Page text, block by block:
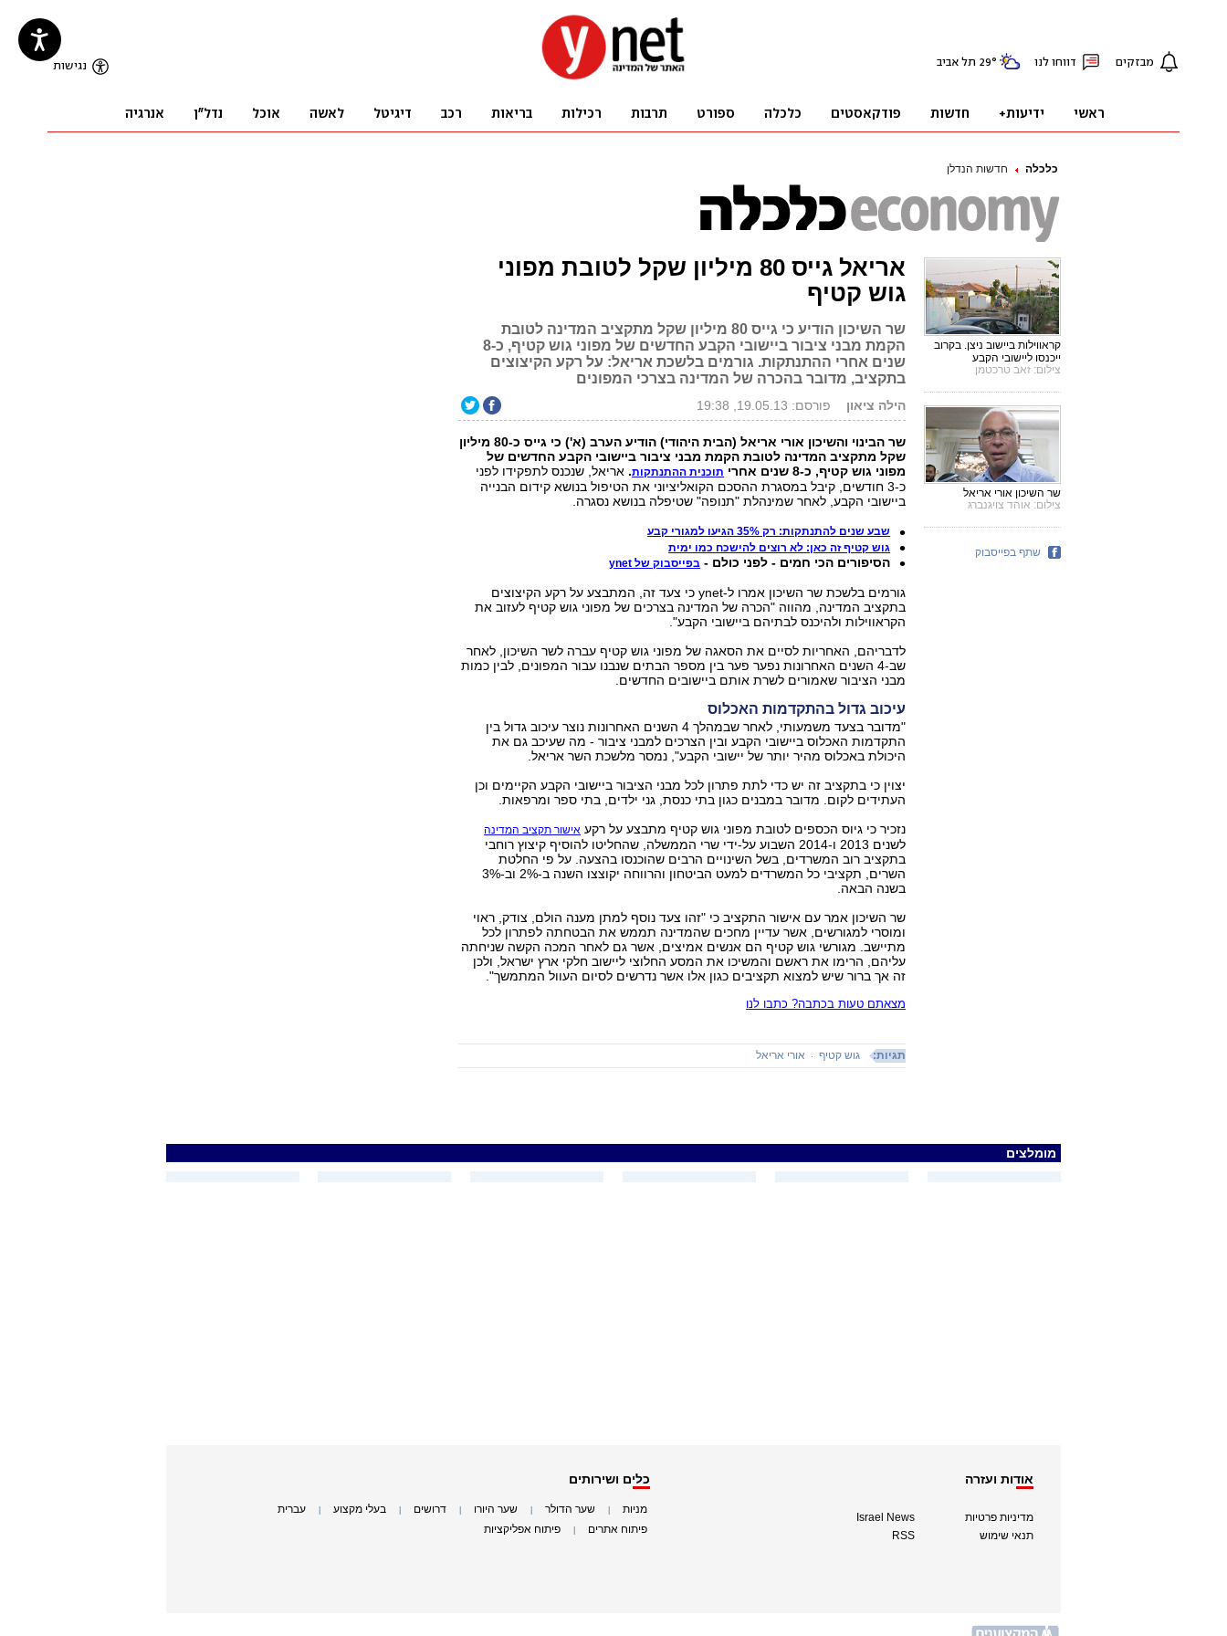
כלכלה חדשות הנדלן
אריאל גייס 80 מיליון שקל לטובת מפוני
גוש קטיף
שר השיכון הודיע כי גייס 80 מיליון שקל מתקציב המדינה לטובת
הקמת מבני ציבור ביישובי הקבע החדשים של מפוני גוש קטיף, כ-8
שנים אחרי ההתנתקות. גורמים בלשכת אריאל: על רקע הקיצוצים
בתקציב, מדובר בהכרה של המדינה בצרכי המפונים
הילה ציאון פורסם: 19.05.13, 19:38
שר הבינוי והשיכון אורי אריאל (הבית היהודי) הודיע הערב (א') כי גייס כ-80 מיליון
שקל מתקציב המדינה לטובת הקמת מבני ציבור ביישובי הקבע החדשים של
מפוני גוש קטיף, כ-8 שנים אחרי
תוכנית ההתנתקות. אריאל, שנכנס לתפקידו לפני
כ-3 חודשים, קיבל במסגרת ההסכם הקואליציוני את הטיפול בנושא קידום הבנייה
ביישובי הקבע, לאחר שמינהלת "תנופה" שטיפלה בנושא נסגרה.
שבע שנים להתנתקות: רק 35% הגיעו למגורי קבע
גוש קטיף זה כאן: לא רוצים להישכח כמו ימית
הסיפורים הכי חמים - לפני כולם - בפייסבוק של ynet
גורמים בלשכת שר השיכון אמרו ל-ynet כי צעד זה, המתבצע על רקע הקיצוצים
בתקציב המדינה, מהווה "הכרה של המדינה בצרכים של מפוני גוש קטיף לעזוב את
הקראווילות ולהיכנס לבתיהם ביישובי הקבע".
לדבריהם, האחריות לסיים את הסאגה של מפוני גוש קטיף עברה לשר השיכון, לאחר
שב-4 השנים האחרונות נפער פער בין מספר הבתים שנבנו עבור המפונים, לבין כמות
מבני הציבור שאמורים לשרת אותם ביישובים החדשים.
עיכוב גדול בהתקדמות האכלוס
"מדובר בצעד משמעותי, לאחר שבמהלך 4 השנים האחרונות נוצר עיכוב גדול בין
התקדמות האכלוס ביישובי הקבע ובין הצרכים למבני ציבור - מה שעיכב גם את
היכולת באכלוס מהיר יותר של יישובי הקבע", נמסר מלשכת השר אריאל.
יצוין כי בתקציב זה יש כדי לתת פתרון לכל מבני הציבור ביישובי הקבע הקיימים וכן
העתידים לקום. מדובר במבנים כגון בתי כנסת, גני ילדים, בתי ספר ומרפאות.
נזכיר כי גיוס הכספים לטובת מפוני גוש קטיף מתבצע על רקע אישור תקציב המדינה
לשנים 2013 ו-2014 השבוע על-ידי שרי הממשלה, שהחליטו להוסיף קיצוץ רוחבי
בתקציב רוב המשרדים, בשל השינויים הרבים שהוכנסו בהצעה. על פי החלטת
השרים, תקציבי כל המשרדים למעט הביטחון והרווחה יקוצצו השנה ב-2% וב-3%
בשנה הבאה.
שר השיכון אמר עם אישור התקציב כי "זהו צעד נוסף למתן מענה הולם, צודק, ראוי
ומוסרי למגורשים, אשר עדיין מחכים שהמדינה תממש את הבטחתה לפתרון לכל
מתיישב. מגורשי גוש קטיף הם אנשים אמיצים, אשר גם לאחר המכה הקשה שניחתה
עליהם, הרימו את ראשם והמשיכו את המסע החלוצי ליישוב חלקי ארץ ישראל, ולכן
זה אך ברור שיש למצוא תקציבים כגון אלו אשר נדרשים לסיום העוול המתמשך".
מצאתם טעות בכתבה? כתבו לנו
תגיות: גוש קטיף אורי אריאל
קראווילות ביישוב ניצן. בקרוב
ייכנסו ליישובי הקבע
צילום: זאב טרכטמן
שר השיכון אורי אריאל
צילום: אוהד צויגנברג
שתף בפייסבוק
מומלצים
אודות ועזרה
מדיניות פרטיות
תנאי שימוש
Israel News
RSS
כלים ושירותים
מניות שער הדולר שער היורו דרושים בעלי מקצוע עברית
פיתוח אתרים פיתוח אפליקציות